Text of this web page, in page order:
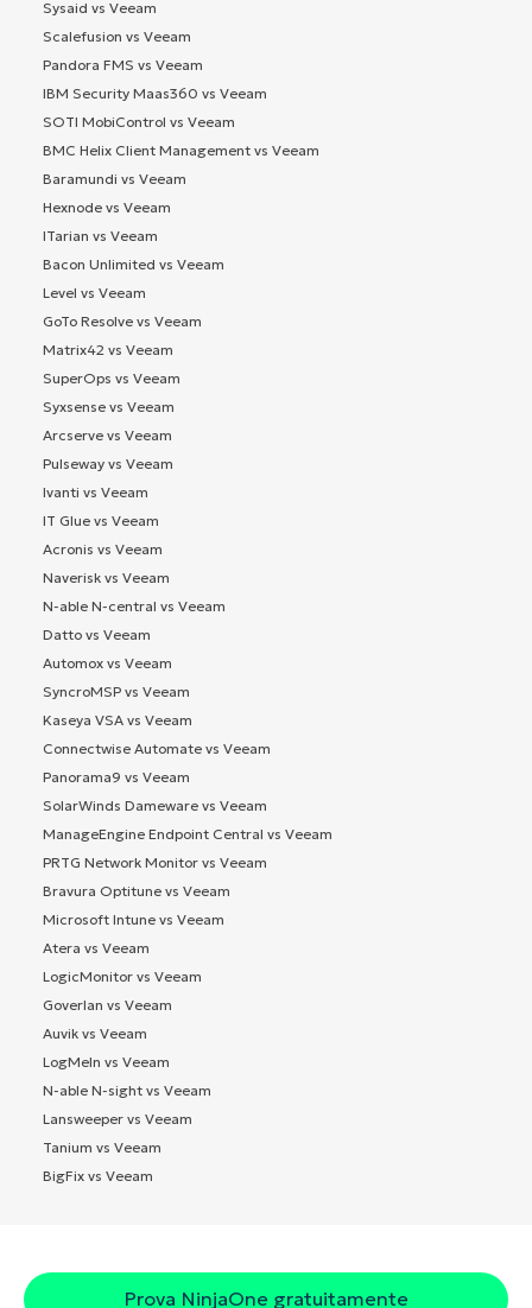
Sysaid vs Veeam
Scalefusion vs Veeam
Pandora FMS vs Veeam
IBM Security Maas360 vs Veeam
SOTI MobiControl vs Veeam
BMC Helix Client Management vs Veeam
Baramundi vs Veeam
Hexnode vs Veeam
ITarian vs Veeam
Bacon Unlimited vs Veeam
Level vs Veeam
GoTo Resolve vs Veeam
Matrix42 vs Veeam
SuperOps vs Veeam
Syxsense vs Veeam
Arcserve vs Veeam
Pulseway vs Veeam
Ivanti vs Veeam
IT Glue vs Veeam
Acronis vs Veeam
Naverisk vs Veeam
N-able N-central vs Veeam
Datto vs Veeam
Automox vs Veeam
SyncroMSP vs Veeam
Kaseya VSA vs Veeam
Connectwise Automate vs Veeam
Panorama9 vs Veeam
SolarWinds Dameware vs Veeam
ManageEngine Endpoint Central vs Veeam
PRTG Network Monitor vs Veeam
Bravura Optitune vs Veeam
Microsoft Intune vs Veeam
Atera vs Veeam
LogicMonitor vs Veeam
Goverlan vs Veeam
Auvik vs Veeam
LogMeIn vs Veeam
N-able N-sight vs Veeam
Lansweeper vs Veeam
Tanium vs Veeam
BigFix vs Veeam
Prova NinjaOne gratuitamente